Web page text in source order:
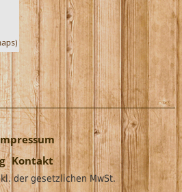
Kontakt
der gesetzlichen MwSt.